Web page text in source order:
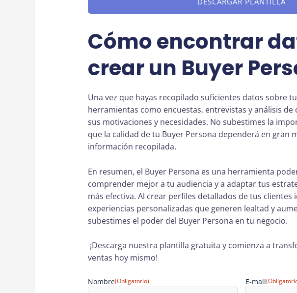
Cómo encontrar
crear un Buyer
Una vez que hayas recopilado suficientes datos sobre
herramientas como encuestas, entrevistas y análisis
sus motivaciones y necesidades. No subestimes la
que la calidad de tu Buyer Persona dependerá en gran
información recopilada.
En resumen, el Buyer Persona es una herramienta
comprender mejor a tu audiencia y a adaptar tus
más efectiva. Al crear perfiles detallados de tus clientes
experiencias personalizadas que generen lealtad y
subestimes el poder del Buyer Persona en tu negocio.
¡Descarga nuestra plantilla gratuita y comienza a
ventas hoy mismo!
Nombre(Obligatorio) E-mail